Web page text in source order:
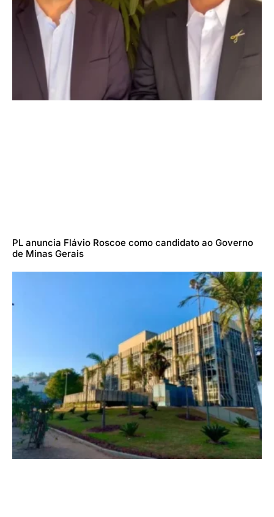
PL anuncia Flávio Roscoe como candidato ao Governo
de Minas Gerais